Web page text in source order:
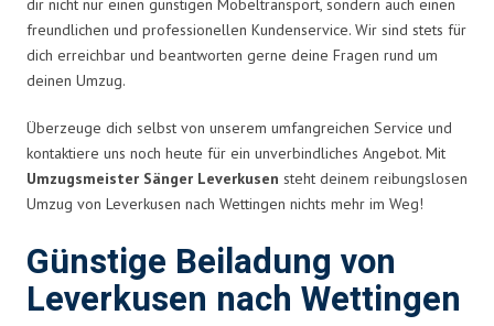
dir nicht nur einen günstigen Möbeltransport, sondern auch einen
freundlichen und professionellen Kundenservice. Wir sind stets für
dich erreichbar und beantworten gerne deine Fragen rund um
deinen Umzug.
Überzeuge dich selbst von unserem umfangreichen Service und
kontaktiere uns noch heute für ein unverbindliches Angebot. Mit
Umzugsmeister Sänger Leverkusen steht deinem reibungslosen
Umzug von Leverkusen nach Wettingen nichts mehr im Weg!
Günstige Beiladung von
Leverkusen nach Wettingen